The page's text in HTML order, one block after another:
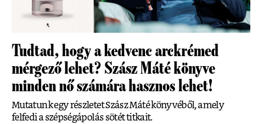
Tudtad, hogy a kedvenc arckrémed
mérgező lehet? Szász Máté könyve
minden nő számára hasznos lehet!
Mutatunk egy részletet Szász Máté könyvéből, amely
felfedi a szépségápolás sötét titkait.